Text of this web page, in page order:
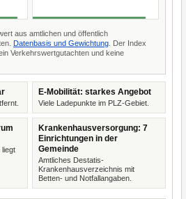
aus amtlichen und öffentlich
Datenbasis und Gewichtung . Der Index
Verkehrswertgutachten und keine
E-Mobilität: starkes Angebot
Viele Ladepunkte im PLZ-Gebiet.
liegt
Krankenhausversorgung: 7
Einrichtungen in der
Gemeinde
Amtliches Destatis-
Krankenhausverzeichnis mit
Betten- und Notfallangaben.